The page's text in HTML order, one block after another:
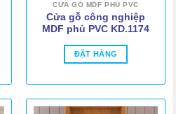
CỬA GỖ MDF PHỦ PVC
Cửa gỗ công nghiệp
MDF phủ PVC KD.1174
ĐẶT HÀNG